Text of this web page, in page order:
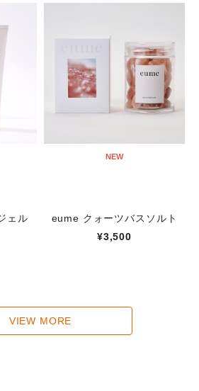
ェル
NEW
eume クォーツバスソルト
¥3,500
VIEW MORE